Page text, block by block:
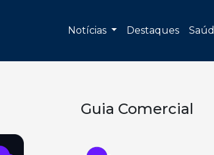
Notícias Destaques
Guia Comercial